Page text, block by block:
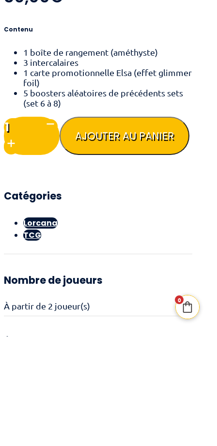
Contenu
1 boîte de rangement (améthyste)
3 intercalaires
1 carte promotionnelle Elsa (effet glimmer
foil)
5 boosters aléatoires de précédents sets
(set 6 à 8)
quantité
de
Lorcana
-
Elsa
AJOUTER AU PANIER
Catégories
Lorcana
TCG
Nombre de joueurs
À partir de 2 joueur(s)
0